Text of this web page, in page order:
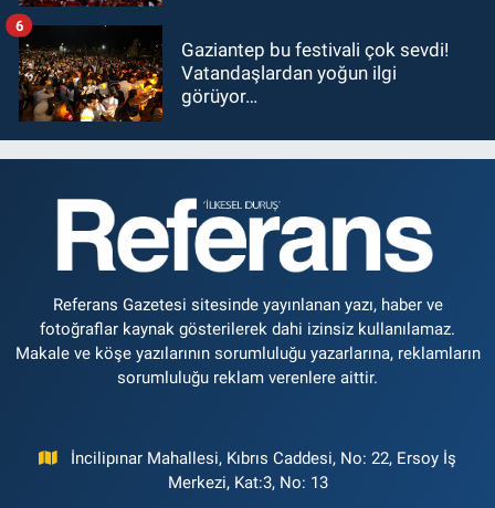
Gaziantep bu festivali çok sevdi!
Vatandaşlardan yoğun ilgi
görüyor…
6
Referans Gazetesi sitesinde yayınlanan yazı, haber ve
fotoğraflar kaynak gösterilerek dahi izinsiz kullanılamaz.
Makale ve köşe yazılarının sorumluluğu yazarlarına, reklamların
sorumluluğu reklam verenlere aittir.
İncilipınar Mahallesi, Kıbrıs Caddesi, No: 22, Ersoy İş
Merkezi, Kat:3, No: 13